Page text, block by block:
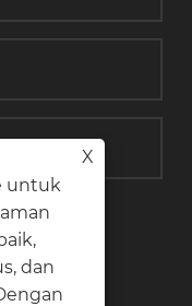
X
untuk
dan